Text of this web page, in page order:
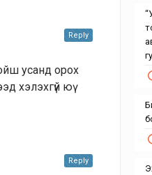
усанд орох
хэлэхгүй юү
Reply
Reply